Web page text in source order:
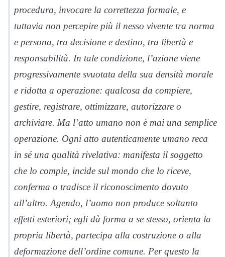
procedura, invocare la correttezza formale, e
tuttavia non percepire più il nesso vivente tra norma
e persona, tra decisione e destino, tra libertà e
responsabilità. In tale condizione, l’azione viene
progressivamente svuotata della sua densità morale
e ridotta a operazione: qualcosa da compiere,
gestire, registrare, ottimizzare, autorizzare o
archiviare. Ma l’atto umano non è mai una semplice
operazione. Ogni atto autenticamente umano reca
in sé una qualità rivelativa: manifesta il soggetto
che lo compie, incide sul mondo che lo riceve,
conferma o tradisce il riconoscimento dovuto
all’altro. Agendo, l’uomo non produce soltanto
effetti esteriori; egli dà forma a se stesso, orienta la
propria libertà, partecipa alla costruzione o alla
deformazione dell’ordine comune. Per questo la